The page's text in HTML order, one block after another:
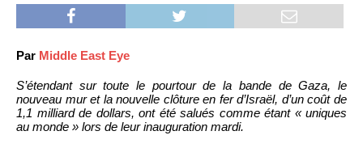
Par Middle East Eye
S’étendant sur toute le pourtour de la bande de Gaza, le
nouveau mur et la nouvelle clôture en fer d’Israël, d’un coût de
1,1 milliard de dollars, ont été salués comme étant « uniques
au monde » lors de leur inauguration mardi.